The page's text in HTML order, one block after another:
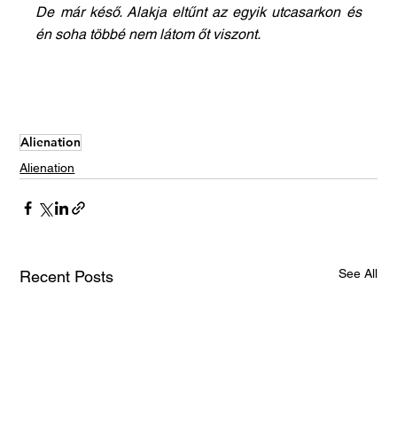
De már késő. Alakja eltűnt az egyik utcasarkon és
én soha többé nem látom őt viszont.
Alienation
Alienation
Recent Posts See All